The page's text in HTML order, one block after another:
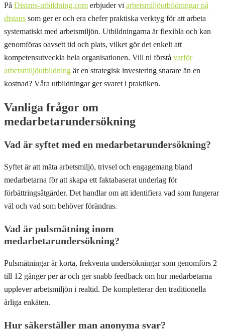
På Distans-utbildning.com erbjuder vi arbetsmiljöutbildningar på
distans som ger er och era chefer praktiska verktyg för att arbeta
systematiskt med arbetsmiljön. Utbildningarna är flexibla och kan
genomföras oavsett tid och plats, vilket gör det enkelt att
kompetensutveckla hela organisationen. Vill ni förstå varför
arbetsmiljöutbildning är en strategisk investering snarare än en
kostnad? Våra utbildningar ger svaret i praktiken.
Vanliga frågor om
medarbetarundersökning
Vad är syftet med en medarbetarundersökning?
Syftet är att mäta arbetsmiljö, trivsel och engagemang bland
medarbetarna för att skapa ett faktabaserat underlag för
förbättringsåtgärder. Det handlar om att identifiera vad som fungerar
väl och vad som behöver förändras.
Vad är pulsmätning inom
medarbetarundersökning?
Pulsmätningar är korta, frekventa undersökningar som genomförs 2
till 12 gånger per år och ger snabb feedback om hur medarbetarna
upplever arbetsmiljön i realtid. De kompletterar den traditionella
årliga enkäten.
Hur säkerställer man anonyma svar?